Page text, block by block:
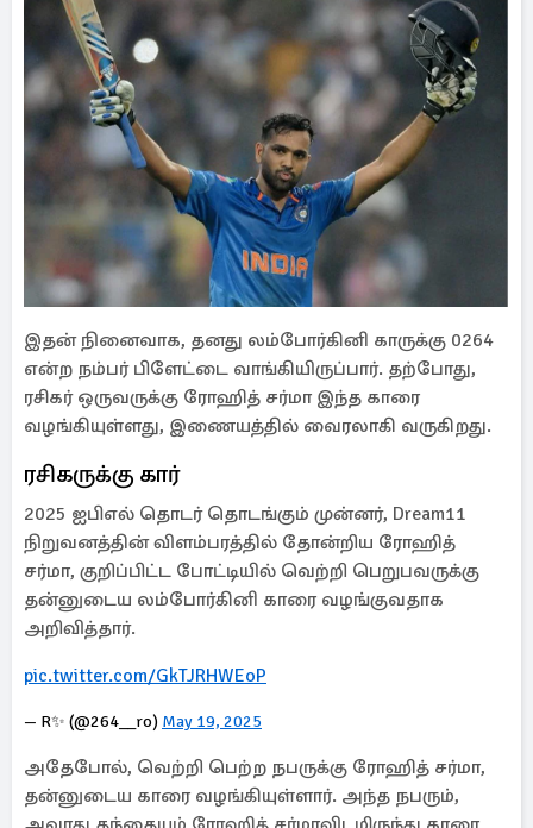
இதன் நினைவாக, தனது லம்போர்கினி காருக்கு 0264
என்ற நம்பர் பிளேட்டை வாங்கியிருப்பார். தற்போது,
ரசிகர் ஒருவருக்கு ரோஹித் சர்மா இந்த காரை
வழங்கியுள்ளது, இணையத்தில் வைரலாகி வருகிறது.
ரசிகருக்கு கார்
2025 ஐபிஎல் தொடர் தொடங்கும் முன்னர், Dream11
நிறுவனத்தின் விளம்பரத்தில் தோன்றிய ரோஹித்
சர்மா, குறிப்பிட்ட போட்டியில் வெற்றி பெறுபவருக்கு
தன்னுடைய லம்போர்கினி காரை வழங்குவதாக
அறிவித்தார்.
pic.twitter.com/GkTJRHWEoP
— R✨ (@264__ro) May 19, 2025
அதேபோல், வெற்றி பெற்ற நபருக்கு ரோஹித் சர்மா,
தன்னுடைய காரை வழங்கியுள்ளார். அந்த நபரும்,